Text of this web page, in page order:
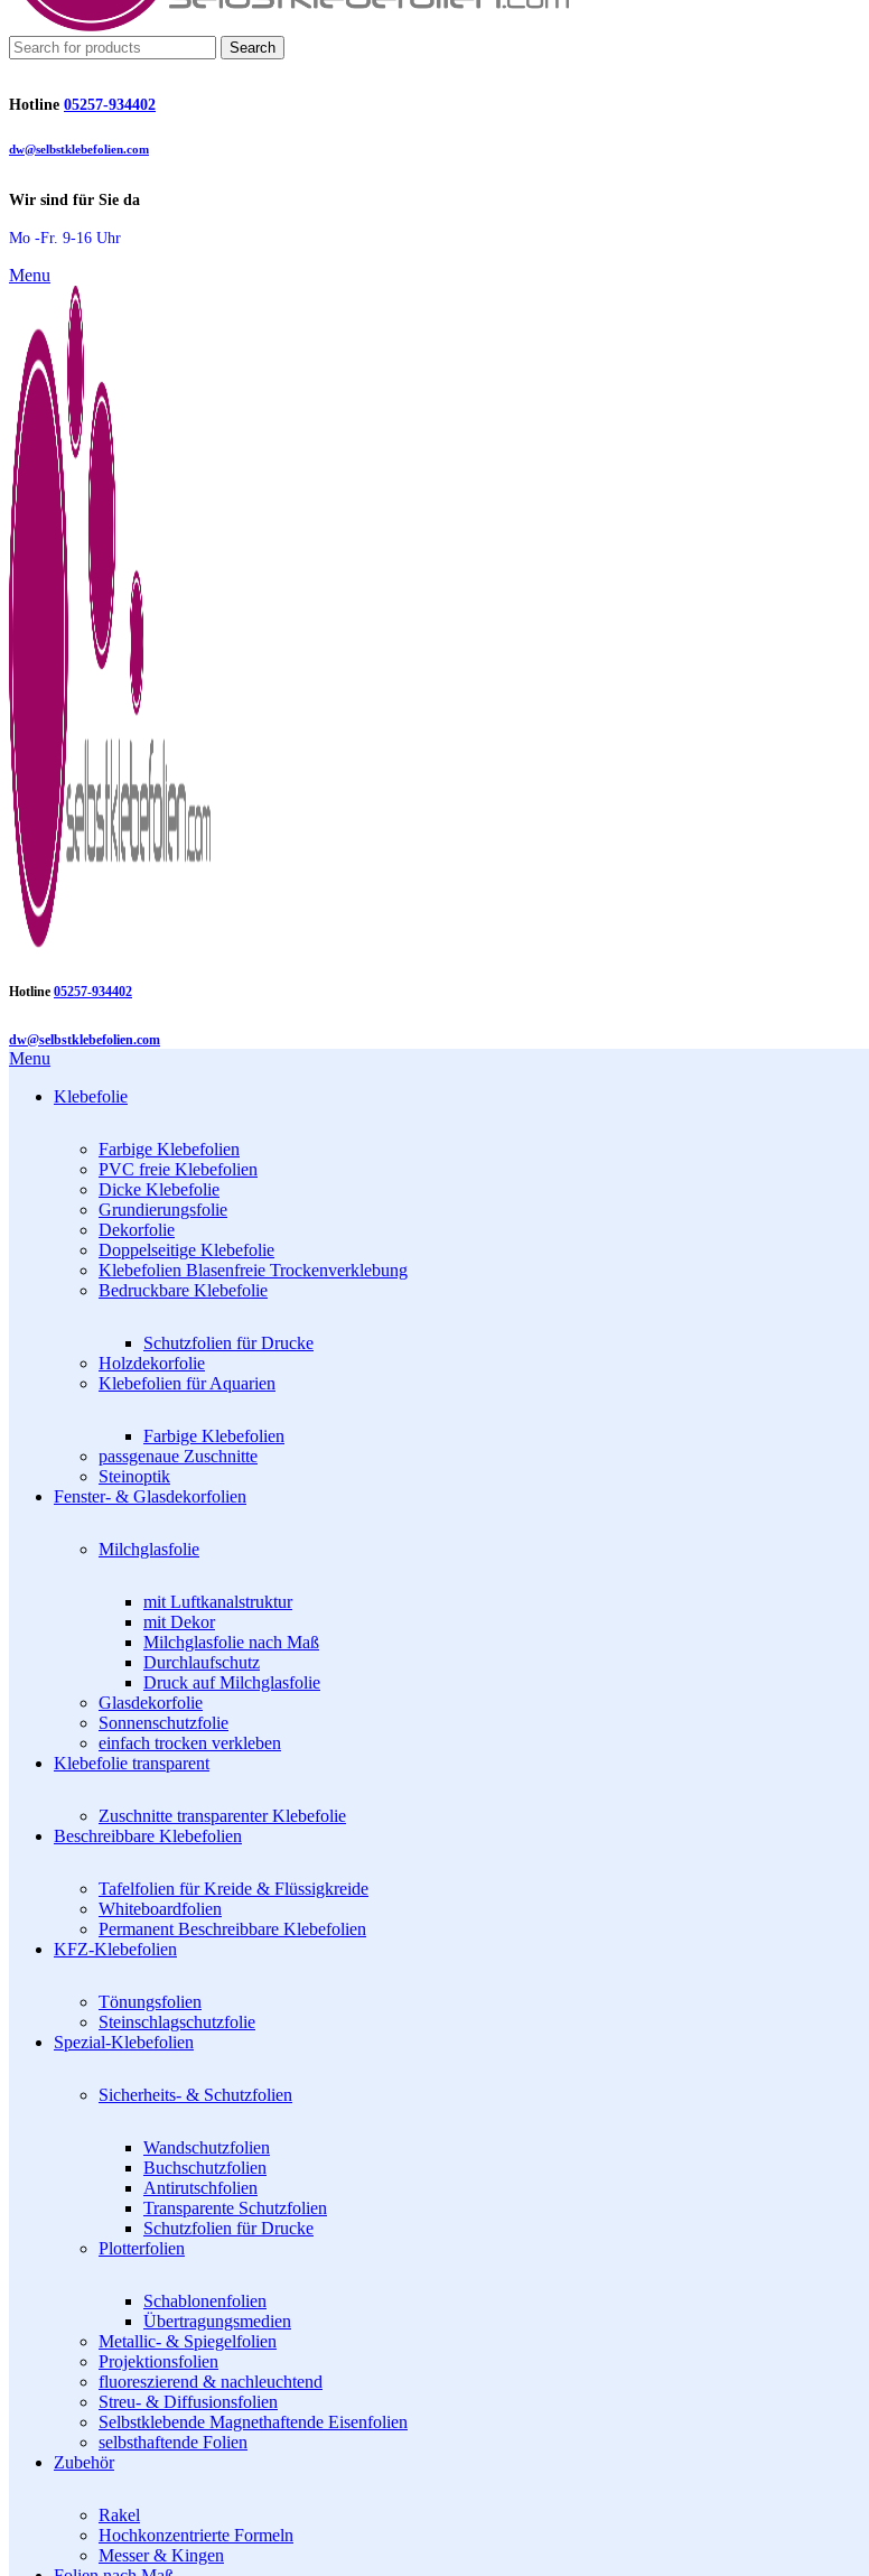
Search
Hotline 05257-934402
dw@selbstklebefolien.com
Wir sind für Sie da
Mo -Fr. 9-16 Uhr
Menu
Hotline 05257-934402
dw@selbstklebefolien.com
Menu
Klebefolie
Farbige Klebefolien
PVC freie Klebefolien
Dicke Klebefolie
Grundierungsfolie
Dekorfolie
Doppelseitige Klebefolie
Klebefolien Blasenfreie Trockenverklebung
Bedruckbare Klebefolie
Schutzfolien für Drucke
Holzdekorfolie
Klebefolien für Aquarien
Farbige Klebefolien
passgenaue Zuschnitte
Steinoptik
Fenster- & Glasdekorfolien
Milchglasfolie
mit Luftkanalstruktur
mit Dekor
Milchglasfolie nach Maß
Durchlaufschutz
Druck auf Milchglasfolie
Glasdekorfolie
Sonnenschutzfolie
einfach trocken verkleben
Klebefolie transparent
Zuschnitte transparenter Klebefolie
Beschreibbare Klebefolien
Tafelfolien für Kreide & Flüssigkreide
Whiteboardfolien
Permanent Beschreibbare Klebefolien
KFZ-Klebefolien
Tönungsfolien
Steinschlagschutzfolie
Spezial-Klebefolien
Sicherheits- & Schutzfolien
Wandschutzfolien
Buchschutzfolien
Antirutschfolien
Transparente Schutzfolien
Schutzfolien für Drucke
Plotterfolien
Schablonenfolien
Übertragungsmedien
Metallic- & Spiegelfolien
Projektionsfolien
fluoreszierend & nachleuchtend
Streu- & Diffusionsfolien
Selbstklebende Magnethaftende Eisenfolien
selbsthaftende Folien
Zubehör
Rakel
Hochkonzentrierte Formeln
Messer & Kingen